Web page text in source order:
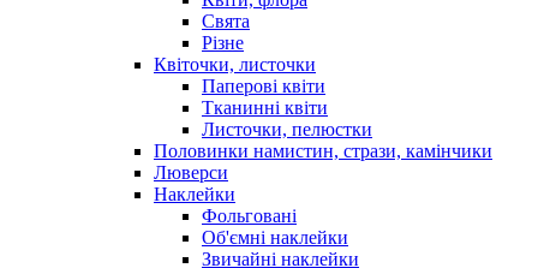
Свята
Різне
Квіточки, листочки
Паперові квіти
Тканинні квіти
Листочки, пелюстки
Половинки намистин, стрази, камінчики
Люверси
Наклейки
Фольговані
Об'ємні наклейки
Звичайні наклейки